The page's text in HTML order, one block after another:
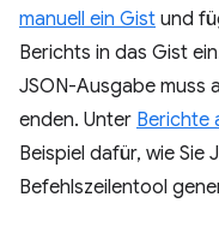
manuell ein Gist und
Berichts in das Gist
JSON-Ausgabe muss
enden. Unter Berichte
Beispiel dafür, wie Sie
Befehlszeilentool